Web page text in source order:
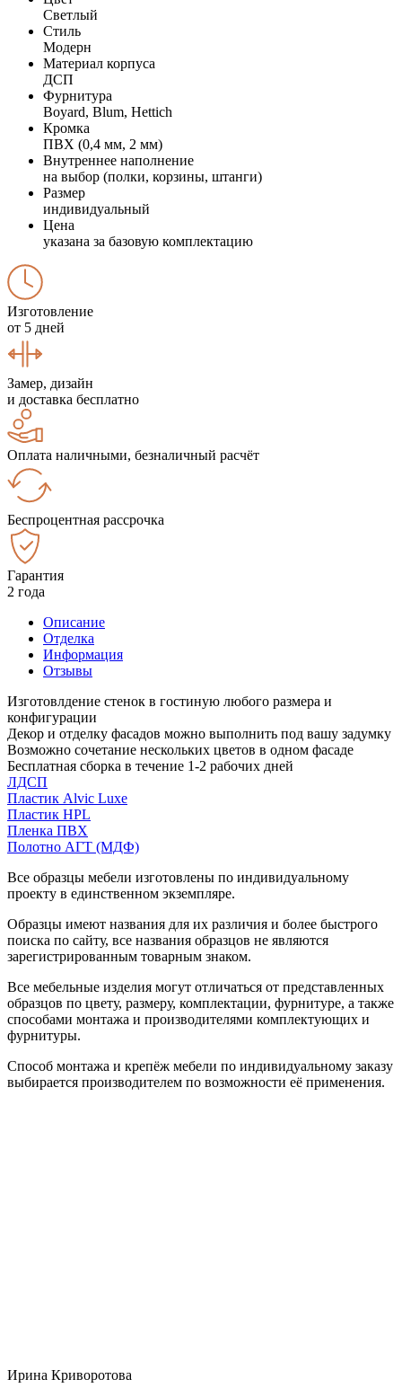
Светлый
Стиль
Модерн
Материал корпуса
ДСП
Фурнитура
Boyard, Blum, Hettich
Кромка
ПВХ (0,4 мм, 2 мм)
Внутреннее наполнение
на выбор (полки, корзины, штанги)
Размер
индивидуальный
Цена
указана за базовую комплектацию
Изготовление
от 5 дней
Замер, дизайн
и доставка бесплатно
Оплата наличными, безналичный расчёт
Беспроцентная рассрочка
Гарантия
2 года
Описание
Отделка
Информация
Отзывы
Изготовлдение стенок в гостиную любого размера и
конфигурации
Декор и отделку фасадов можно выполнить под вашу задумку
Возможно сочетание нескольких цветов в одном фасаде
Бесплатная сборка в течение 1-2 рабочих дней
ЛДСП
Пластик Alvic Luxe
Пластик HPL
Пленка ПВХ
Полотно АГТ (МДФ)
Все образцы мебели изготовлены по индивидуальному
проекту в единственном экземпляре.
Образцы имеют названия для их различия и более быстрого
поиска по сайту, все названия образцов не являются
зарегистрированным товарным знаком.
Все мебельные изделия могут отличаться от представленных
образцов по цвету, размеру, комплектации, фурнитуре, а также
способами монтажа и производителями комплектующих и
фурнитуры.
Способ монтажа и крепёж мебели по индивидуальному заказу
выбирается производителем по возможности её применения.
Ирина Криворотова